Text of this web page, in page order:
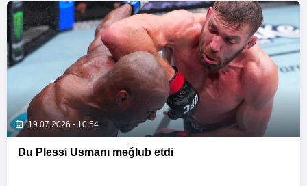
19.07.2026 - 10:54
Du Plessi Usmanı məğlub etdi